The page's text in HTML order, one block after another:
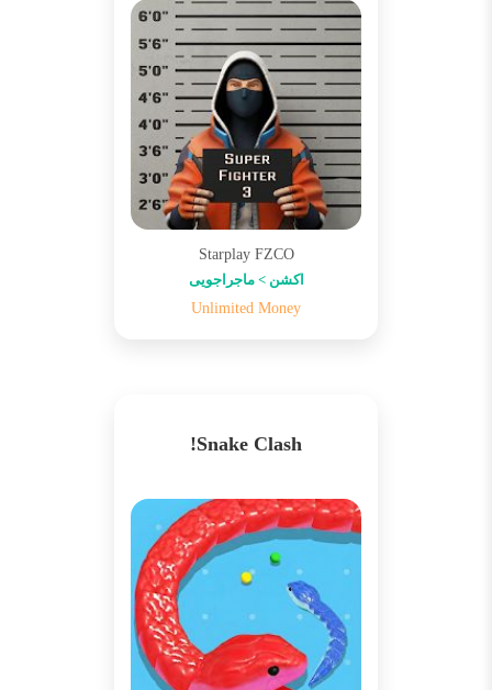
Starplay FZCO
اکشن > ماجراجویی
Unlimited Money
Snake Clash!